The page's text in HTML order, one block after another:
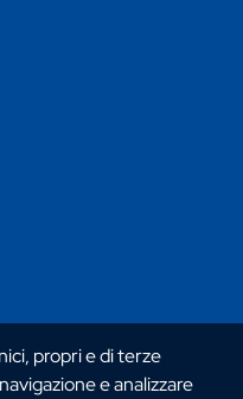
propri e di terze
e analizzare